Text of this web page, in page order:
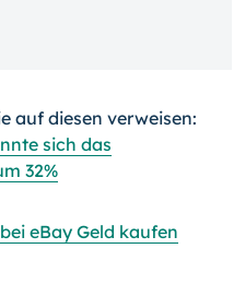
auf diesen verweisen:
sich das
32%
eBay Geld kaufen